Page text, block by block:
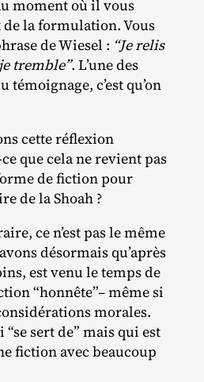
moment où il vous
la formulation. Vous
de Wiesel : “Je relis
tremble”. L’une des
c’est qu’on
cette réflexion
que cela ne revient pas
de fiction pour
de la Shoah ?
ce n’est pas le même
désormais qu’après
est venu le temps de
“honnête”– même si
morales.
sert de” mais qui est
fiction avec beaucoup